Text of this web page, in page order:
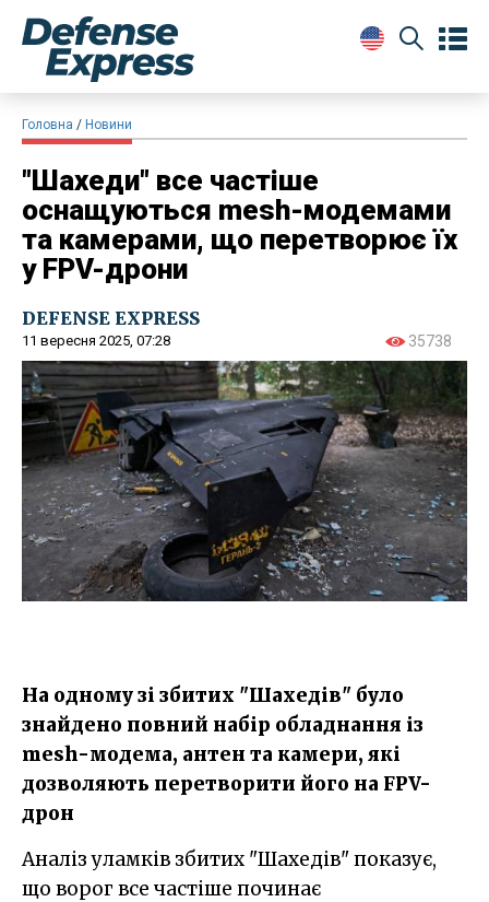
Головна Новини
"Шахеди" все частіше
оснащуються mesh-модемами
та камерами, що перетворює їх
у FPV-дрони
DEFENSE EXPRESS
11 вересня 2025, 07:28 35738
На одному зі збитих "Шахедів" було
знайдено повний набір обладнання із
mesh-модема, антен та камери, які
дозволяють перетворити його на FPV-
дрон
Аналіз уламків збитих "Шахедів" показує,
що ворог все частіше починає